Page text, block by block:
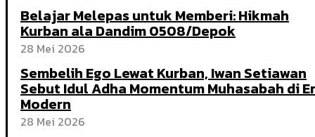
Belajar Melepas untuk Memberi: Hikmah
Kurban ala Dandim 0508/Depok
28 Mei 2026
Sembelih Ego Lewat Kurban, Iwan Setiawan
Sebut Idul Adha Momentum Muhasabah di
Modern
28 Mei 2026